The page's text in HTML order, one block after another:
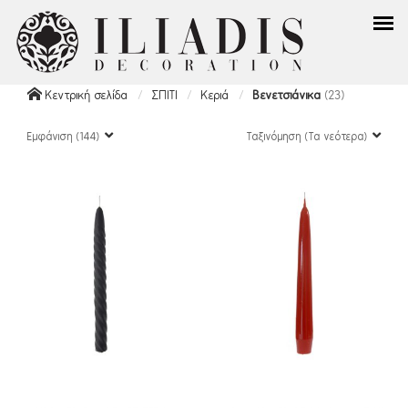
Κεντρική σελίδα ΣΠΙΤΙ Κεριά Βενετσιάνικα (23)
Εμφάνιση (144) Ταξινόμηση (Τα νεότερα)